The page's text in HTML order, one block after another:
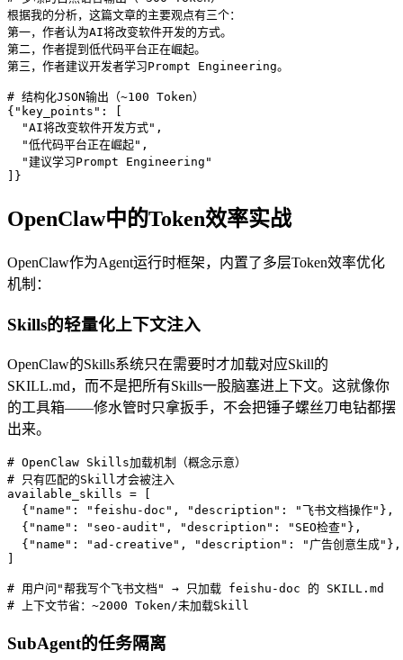
根据我的分析，这篇文章的主要观点有三个：
第一，作者认为AI将改变软件开发的方式。
第二，作者提到低代码平台正在崛起。
第三，作者建议开发者学习Prompt Engineering。
# 结构化JSON输出（~100 Token）
{"key_points": [
  "AI将改变软件开发方式",
  "低代码平台正在崛起",
  "建议学习Prompt Engineering"
]}
OpenClaw中的Token效率实战
OpenClaw作为Agent运行时框架，内置了多层Token效率优化
机制：
Skills的轻量化上下文注入
OpenClaw的Skills系统只在需要时才加载对应Skill的
SKILL.md，而不是把所有Skills一股脑塞进上下文。这就像你
的工具箱——修水管时只拿扳手，不会把锤子螺丝刀电钻都摆
出来。
# OpenClaw Skills加载机制（概念示意）
# 只有匹配的Skill才会被注入
available_skills = [
  {"name": "feishu-doc", "description": "飞书文档操作"},
  {"name": "seo-audit", "description": "SEO检查"},
  {"name": "ad-creative", "description": "广告创意生成"},
]
# 用户问"帮我写个飞书文档" → 只加载 feishu-doc 的 SKILL.md
# 上下文节省：~2000 Token/未加载Skill
SubAgent的任务隔离